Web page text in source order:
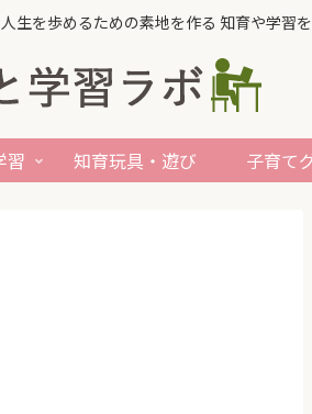
生を歩めるための素地を作る 知育や学習を
習 知育玩具・遊び 子育て